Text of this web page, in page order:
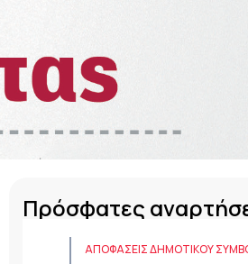
Πρόσφατες
ΑΠΟΦΆΣΕΙΣ ΔΗΜΟΤΙΚΟΎ